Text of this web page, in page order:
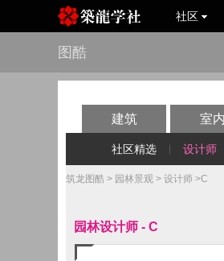
社区
图酷
建筑 室内
社区精选 设计师
筑龙图酷 > 园林景观 > 设计师 >C
园林设计师 - C